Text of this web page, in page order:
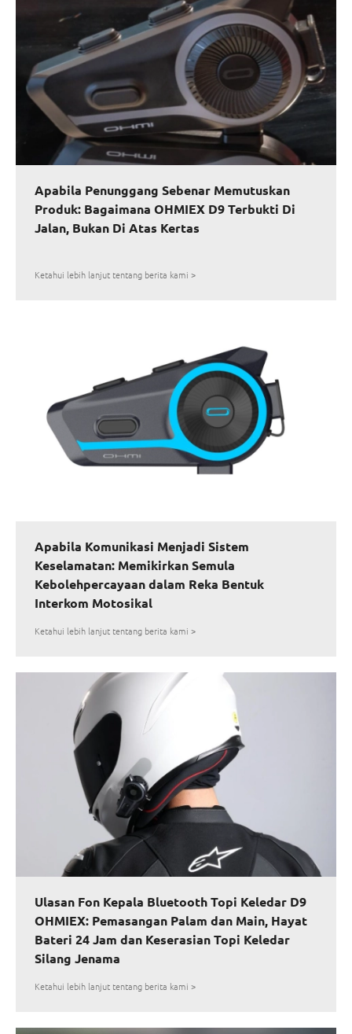
Apabila Penunggang Sebenar Memutuskan
Produk: Bagaimana OHMIEX D9 Terbukti Di
Jalan, Bukan Di Atas Kertas
Ketahui lebih lanjut tentang berita kami >
Apabila Komunikasi Menjadi Sistem
Keselamatan: Memikirkan Semula
Kebolehpercayaan dalam Reka Bentuk
Interkom Motosikal
Ketahui lebih lanjut tentang berita kami >
Ulasan Fon Kepala Bluetooth Topi Keledar D9
OHMIEX: Pemasangan Palam dan Main, Hayat
Bateri 24 Jam dan Keserasian Topi Keledar
Silang Jenama
Ketahui lebih lanjut tentang berita kami >